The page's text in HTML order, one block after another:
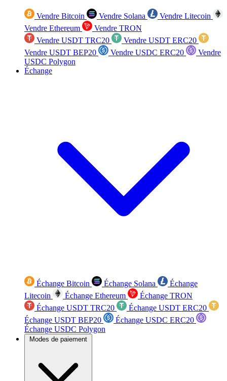
Vendre Bitcoin Vendre Solana
Vendre Litecoin
Vendre Ethereum
Vendre TRON
Vendre USDT TRC20
Vendre USDT ERC20
Vendre USDT BEP20
Vendre USDC ERC20
Vendre
USDC Polygon
Échange
Échange Bitcoin Échange Solana
Échange
Litecoin
Échange Ethereum
Échange TRON
Échange USDT TRC20
Échange USDT ERC20
Échange USDT BEP20
Échange USDC ERC20
Échange USDC Polygon
Modes de paiement